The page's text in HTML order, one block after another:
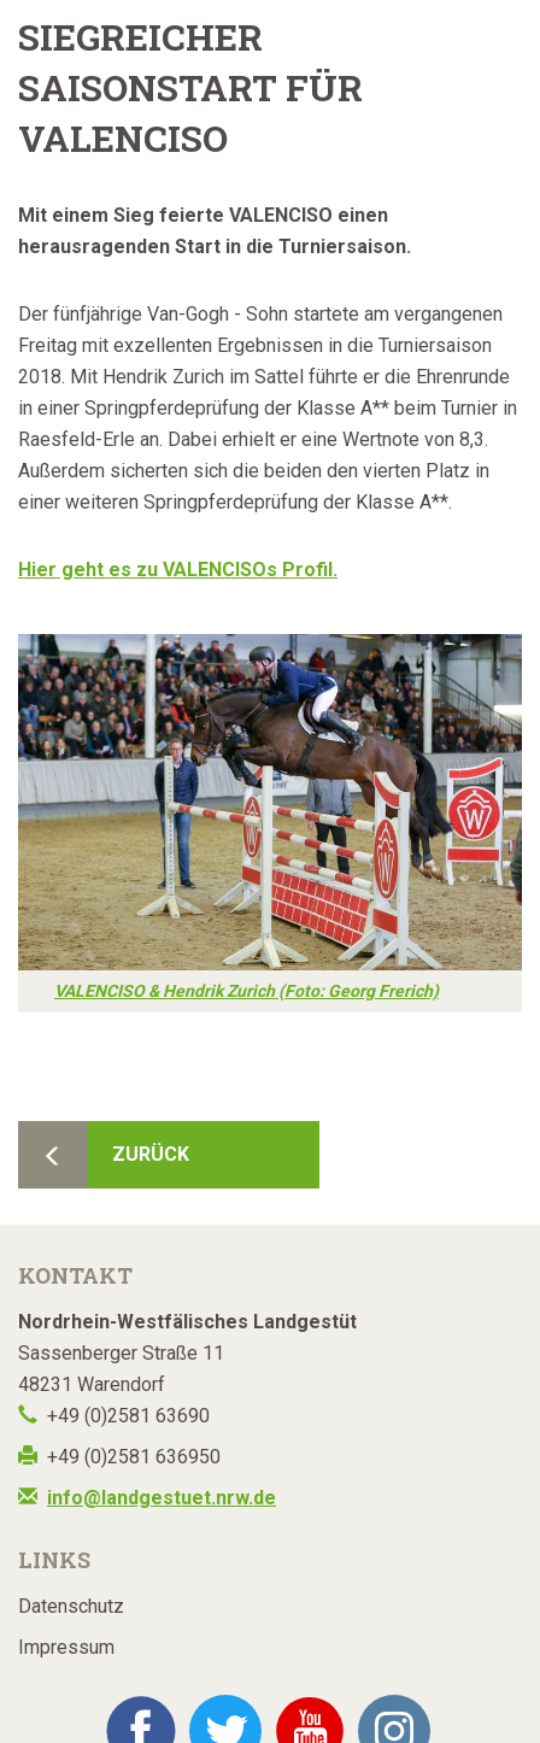
SIEGREICHER
SAISONSTART FÜR
VALENCISO
Mit einem Sieg feierte VALENCISO einen
herausragenden Start in die Turniersaison.
Der fünfjährige Van-Gogh - Sohn startete am vergangenen
Freitag mit exzellenten Ergebnissen in die Turniersaison
2018. Mit Hendrik Zurich im Sattel führte er die Ehrenrunde
in einer Springpferdeprüfung der Klasse A** beim Turnier in
Raesfeld-Erle an. Dabei erhielt er eine Wertnote von 8,3.
Außerdem sicherten sich die beiden den vierten Platz in
einer weiteren Springpferdeprüfung der Klasse A**.
Hier geht es zu VALENCISOs Profil.
VALENCISO & Hendrik Zurich (Foto: Georg Frerich)
ZURÜCK
KONTAKT
Nordrhein-Westfälisches Landgestüt
Sassenberger Straße 11
48231 Warendorf
+49 (0)2581 63690
+49 (0)2581 636950
info@landgestuet.nrw.de
LINKS
Datenschutz
Impressum
Facebook Twitter YouTube Instagram